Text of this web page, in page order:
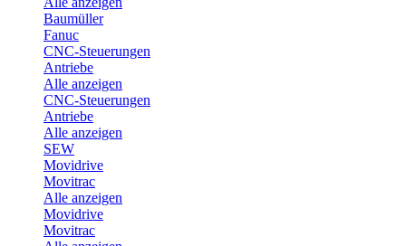
Baumüller
Fanuc
CNC-Steuerungen
Antriebe
Alle anzeigen
CNC-Steuerungen
Antriebe
Alle anzeigen
SEW
Movidrive
Movitrac
Alle anzeigen
Movidrive
Movitrac